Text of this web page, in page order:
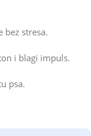
bez stresa.
i blagi impuls.
psa.